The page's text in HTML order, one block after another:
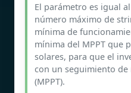
El parámetro es igual
número máximo de
mínima de
mínima del MPPT que
solares, para que el
con un seguimiento de
(MPPT).